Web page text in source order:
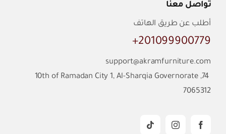
تواصل معنا
أطلب عن طريق الهاتف
201099900779+
support@akramfurniture.com
74, 10th of Ramadan City 1, Al-Sharqia Governorate
7065312